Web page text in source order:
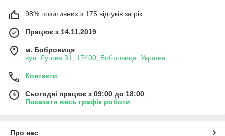
98% позитивних з 175 відгуків за рік
Працює з 14.11.2019
м. Бобровиця
вул. Лугова 31, 17400, Бобровиця, Україна
Контакти
Сьогодні працює з 09:00 до 18:00
Показати весь графік роботи
Про нас